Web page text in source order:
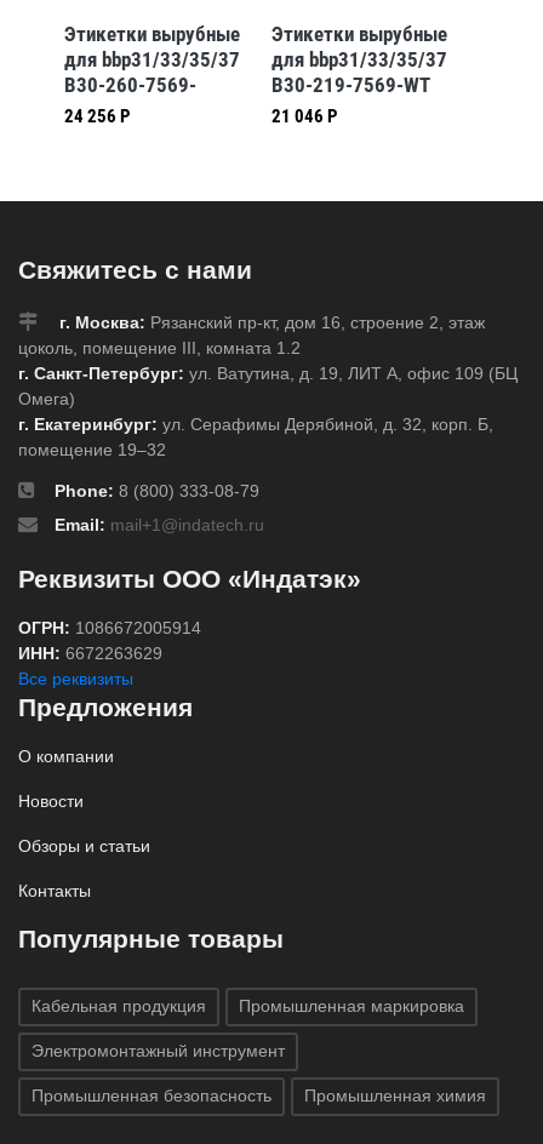
Этикетки вырубные
для bbp31/33/35/37
B30-260-7569-
CLP4B
24 256 Р
Этикетки вырубные
для bbp31/33/35/37
B30-219-7569-WT
21 046 Р
Свяжитесь с нами
г. Москва: Рязанский пр-кт, дом 16, строение 2, этаж
цоколь, помещение III, комната 1.2
г. Санкт-Петербург: ул. Ватутина, д. 19, ЛИТ А, офис 109 (БЦ
Омега)
г. Екатеринбург: ул. Серафимы Дерябиной, д. 32, корп. Б,
помещение 19–32
Phone: 8 (800) 333-08-79
Email: mail+1@indatech.ru
Реквизиты ООО «Индатэк»
ОГРН: 1086672005914
ИНН: 6672263629
Все реквизиты
Предложения
О компании
Новости
Обзоры и статьи
Контакты
Популярные товары
Кабельная продукция Промышленная маркировка
Электромонтажный инструмент
Промышленная безопасность Промышленная химия